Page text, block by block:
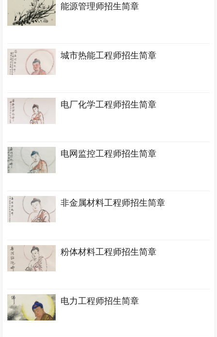
能源管理师招生简章
城市热能工程师招生简章
电厂化学工程师招生简章
电网监控工程师招生简章
非金属材料工程师招生简章
粉体材料工程师招生简章
电力工程师招生简章